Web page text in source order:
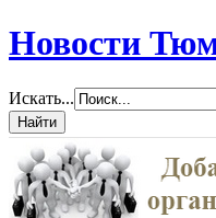
Новости
Искать...